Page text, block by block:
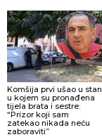
Komšija prvi ušao u stan
u kojem su pronađena
tijela brata i sestre:
“Prizor koji sam
zatekao nikada neću
zaboraviti”